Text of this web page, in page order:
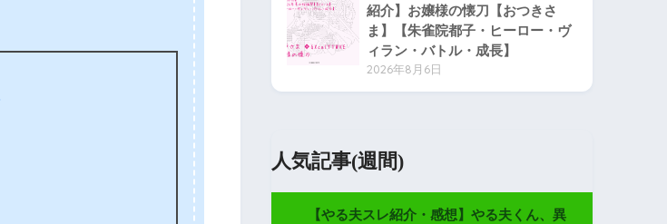
紹介】お嬢様の懐刀【おつきさ
ま】【朱雀院都子・ヒーロー・ヴ
ィラン・バトル・成長】
2026年8月6日
人気記事(週間)